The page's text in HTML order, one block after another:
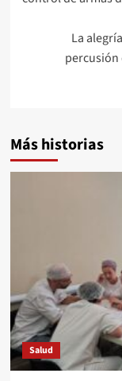
La
percusión
Más historias
Salud